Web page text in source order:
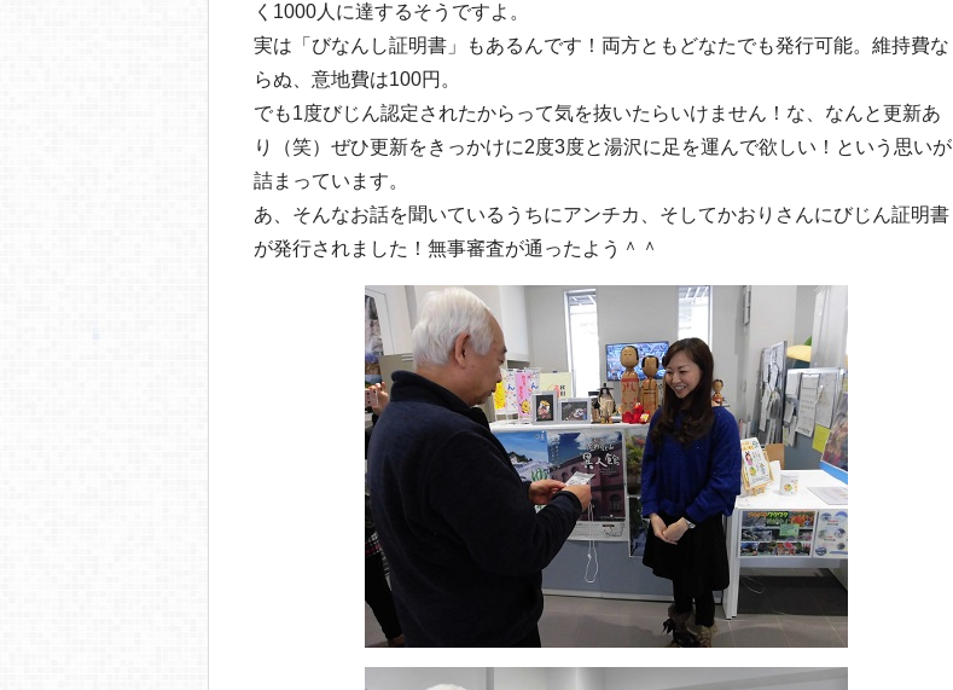
く1000人に達するそうですよ。
実は「びなんし証明書」もあるんです！両方ともどなたでも発行可能。維持費な
らぬ、意地費は100円。
でも1度びじん認定されたからって気を抜いたらいけません！な、なんと更新あ
り（笑）ぜひ更新をきっかけに2度3度と湯沢に足を運んで欲しい！という思いが
詰まっています。
あ、そんなお話を聞いているうちにアンチカ、そしてかおりさんにびじん証明書
が発行されました！無事審査が通ったよう＾＾